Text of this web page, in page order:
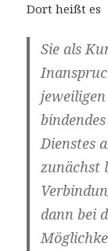
Dort heißt es
Sie als
Dienstes
zunächst
dann bei